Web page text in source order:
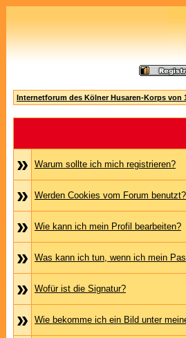
Internetforum des Kölner Husaren-Korps von
»
Warum sollte ich mich registrieren?
» Werden Cookies vom Forum benutzt?
» Wie kann ich mein Profil bearbeiten?
» Was kann ich tun, wenn ich mein
» Wofür ist die Signatur?
» Wie bekomme ich ein Bild unter